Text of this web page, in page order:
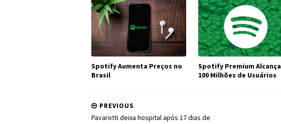
Spotify Aumenta Preços no
Brasil
Spotify Premium Alcança
100 Milhões de Usuários
PREVIOUS
Pavarotti deixa hospital após 17 dias de